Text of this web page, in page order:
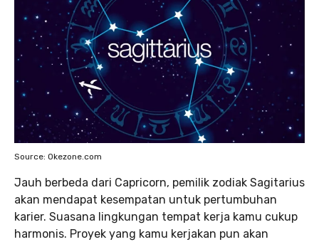
Source: Okezone.com
Jauh berbeda dari Capricorn, pemilik zodiak Sagitarius
akan mendapat kesempatan untuk pertumbuhan
karier. Suasana lingkungan tempat kerja kamu cukup
harmonis. Proyek yang kamu kerjakan pun akan